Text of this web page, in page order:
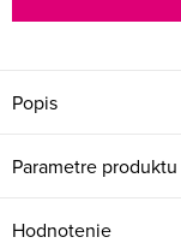
Popis
Parametre produktu
Hodnotenie